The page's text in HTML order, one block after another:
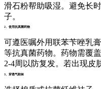
滑石粉帮助吸湿。避免长
子。
2、使用抗真菌药物
可遵医嘱外用联苯苄唑乳
等抗真菌药物。药物需覆
2-4周以防复发。若出现皮
3、穿透气鞋袜